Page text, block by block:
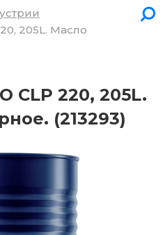
205L. Масло
CLP 220, 205L.
(213293)